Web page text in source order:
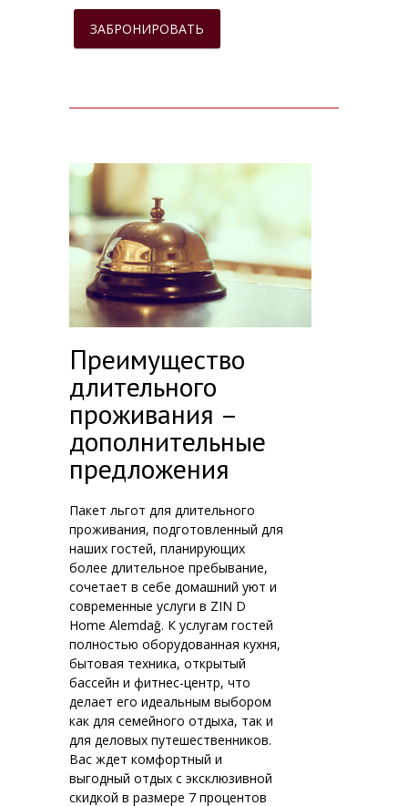
ЗАБРОНИРОВАТЬ
Преимущество
длительного
проживания –
дополнительные
предложения
Пакет льгот для длительного
проживания, подготовленный для
наших гостей, планирующих
более длительное пребывание,
сочетает в себе домашний уют и
современные услуги в ZIN D
Home Alemdağ. К услугам гостей
полностью оборудованная кухня,
бытовая техника, открытый
бассейн и фитнес-центр, что
делает его идеальным выбором
как для семейного отдыха, так и
для деловых путешественников.
Вас ждет комфортный и
выгодный отдых с эксклюзивной
скидкой в размере 7 процентов